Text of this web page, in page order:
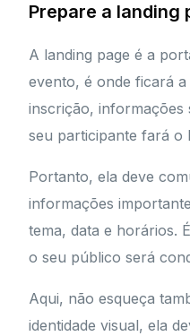
Prepare a landing
A landing page é a
evento, é onde ficará
inscrição, informações
seu participante fará o
Portanto, ela deve
informações
tema, data e horários.
o seu público será
Aqui, não esqueça
identidade visual, ela